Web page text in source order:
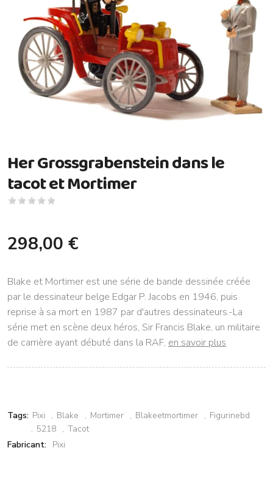
Her Grossgrabenstein dans le
tacot et Mortimer
298,00 €
Blake et Mortimer est une série de bande dessinée créée
par le dessinateur belge Edgar P. Jacobs en 1946, puis
reprise à sa mort en 1987 par d'autres dessinateurs.-La
série met en scène deux héros, Sir Francis Blake, un militaire
de carrière ayant débuté dans la RAF, en savoir plus
Tags: Pixi Blake Mortimer Blakeetmortimer
Figurinebd
5218
Tacot
Fabricant: Pixi